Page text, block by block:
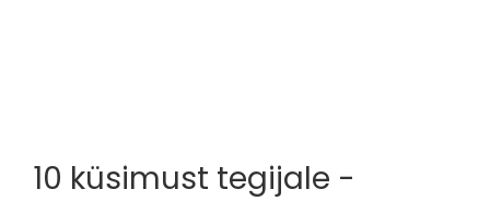
10 küsimust tegijale -